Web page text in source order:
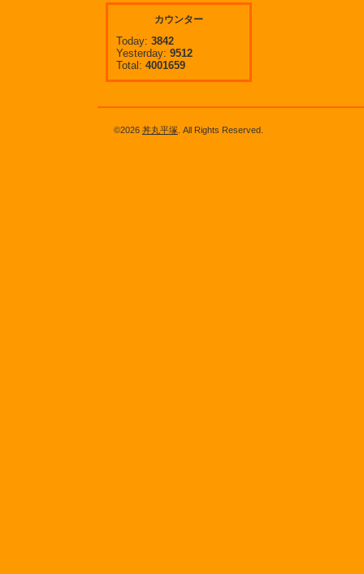
カウンター
Today: 3842
Yesterday: 9512
Total: 4001659
©2026 丼丸平塚 . All Rights Reserved.